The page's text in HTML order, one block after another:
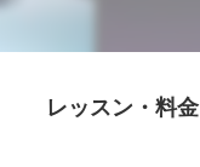
レッスン・料金